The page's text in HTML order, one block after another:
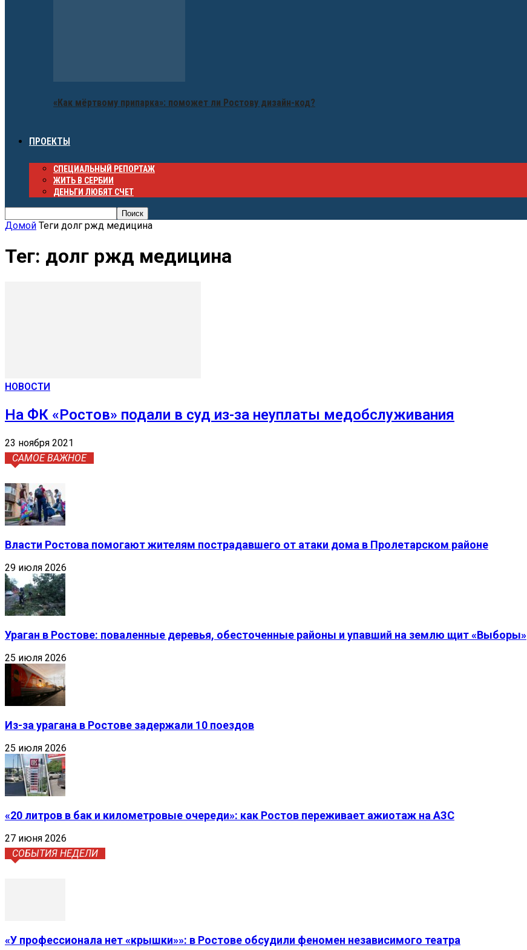
«Как мёртвому припарка»: поможет ли Ростову дизайн-код?
ПРОЕКТЫ
СПЕЦИАЛЬНЫЙ РЕПОРТАЖ
ЖИТЬ В СЕРБИИ
ДЕНЬГИ ЛЮБЯТ СЧЕТ
Домой Теги долг ржд медицина
Тег: долг ржд медицина
НОВОСТИ
На ФК «Ростов» подали в суд из-за неуплаты медобслуживания
23 ноября 2021
САМОЕ ВАЖНОЕ
Власти Ростова помогают жителям пострадавшего от атаки дома в Пролетарском районе
29 июля 2026
Ураган в Ростове: поваленные деревья, обесточенные районы и упавший на землю щит «Выборы»
25 июля 2026
Из-за урагана в Ростове задержали 10 поездов
25 июля 2026
«20 литров в бак и километровые очереди»: как Ростов переживает ажиотаж на АЗС
27 июня 2026
СОБЫТИЯ НЕДЕЛИ
«У профессионала нет «крышки»»: в Ростове обсудили феномен независимого театра